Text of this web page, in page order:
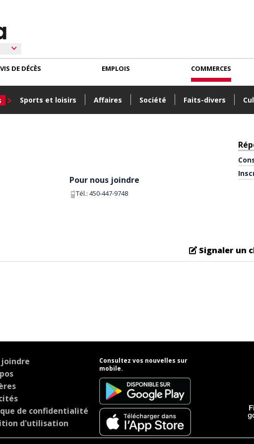
Sports et loisirs Affaires Société Faits-divers
DE DÉCÈS EMPLOIS COMMERCES
Pour nous joindre
Tél.: 450-447-9748
Signaler un
joindre
de confidentialité
d'utilisation
Consultez vos nouvelles sur
mobile.